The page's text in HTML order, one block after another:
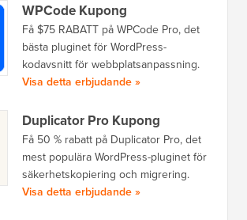
WPCode Kupong
Få $75 RABATT på WPCode Pro, det
bästa pluginet för WordPress-
kodavsnitt för webbplatsanpassning.
Visa detta erbjudande »
Duplicator Pro Kupong
Få 50 % rabatt på Duplicator Pro, det
mest populära WordPress-pluginet för
säkerhetskopiering och migrering.
Visa detta erbjudande »